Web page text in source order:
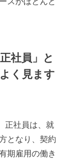
社員」と
く見ます
正社員は、就
となり、契約
期雇用の働き